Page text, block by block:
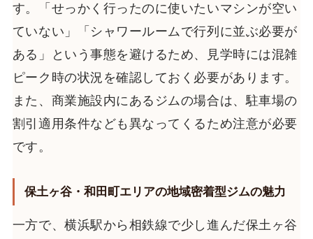
す。「せっかく行ったのに使いたいマシンが空い
ていない」「シャワールームで行列に並ぶ必要が
ある」という事態を避けるため、見学時には混雑
ピーク時の状況を確認しておく必要があります。
また、商業施設内にあるジムの場合は、駐車場の
割引適用条件なども異なってくるため注意が必要
です。
保土ヶ谷・和田町エリアの地域密着型ジムの魅力
一方で、横浜駅から相鉄線で少し進んだ保土ヶ谷